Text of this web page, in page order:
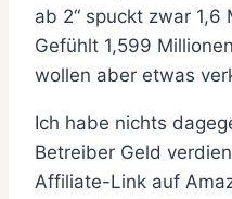
ab 2“ spuckt zwar 1,6
Gefühlt 1,599
wollen aber etwas
Ich habe nichts
Betreiber Geld
Affiliate-Link auf